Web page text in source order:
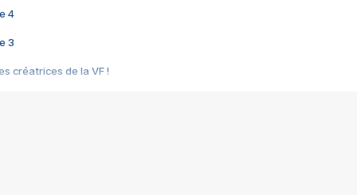
4
3
créatrices de la VF !